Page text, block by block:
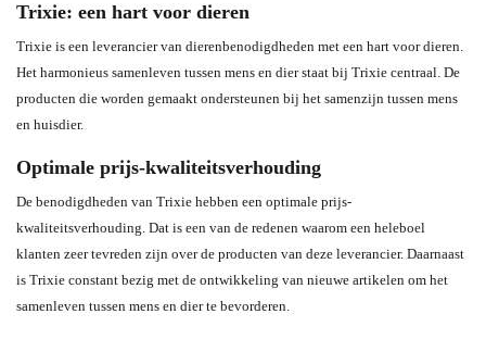
Trixie: een hart voor dieren
Trixie is een leverancier van dierenbenodigdheden met een hart voor dieren.
Het harmonieus samenleven tussen mens en dier staat bij Trixie centraal. De
producten die worden gemaakt ondersteunen bij het samenzijn tussen mens
en huisdier.
Optimale prijs-kwaliteitsverhouding
De benodigdheden van Trixie hebben een optimale prijs-
kwaliteitsverhouding. Dat is een van de redenen waarom een heleboel
klanten zeer tevreden zijn over de producten van deze leverancier. Daarnaast
is Trixie constant bezig met de ontwikkeling van nieuwe artikelen om het
samenleven tussen mens en dier te bevorderen.